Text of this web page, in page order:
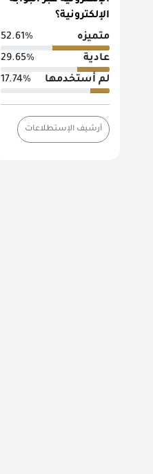
الإلكترونية؟
متميزه
52.61%
عادية
29.65%
لم أستخدمها
17.74%
أرشيف الإستطلاعات